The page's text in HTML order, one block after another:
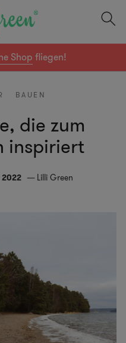
Shop fliegen!
BAUEN
die zum
inspiriert
2022 Lilli Green